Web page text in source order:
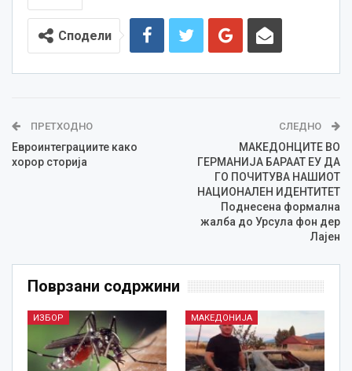
Сподели
ПРЕТХОДНО
Евроинтеграциите како
хорор сторија
СЛЕДНО
МАКЕДОНЦИТЕ ВО
ГЕРМАНИЈА БАРААТ ЕУ ДА
ГО ПОЧИТУВА НАШИОТ
НАЦИОНАЛЕН ИДЕНТИТЕТ
Поднесена формална
жалба до Урсула фон дер
Лајен
Поврзани содржини
ИЗБОР МАКЕДОНИЈА